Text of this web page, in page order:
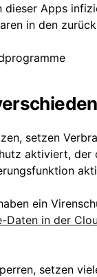
dieser Apps
in den
setzen
aktiviert,
ein
Daten in der
setzen